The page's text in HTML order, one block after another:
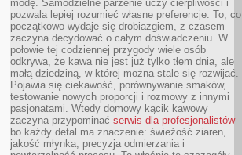
modę. Samodzielne parzenie uczy cierpliwości i
pozwala lepiej rozumieć własne preferencje. To, co
początkowo wydaje się drobiazgiem, z czasem
zaczyna decydować o całym doświadczeniu. W
połowie tej codziennej przygody wiele osób
odkrywa, że kawa nie jest już tylko tłem dnia, ale
małą dziedziną, w której można stale się rozwijać.
Pojawia się ciekawość, porównywanie smaków,
testowanie nowych proporcji i rozmowy z innymi
pasjonatami. Wtedy domowy kącik kawowy
zaczyna przypominać serwis dla profesjonalistów
bo każdy detal ma znaczenie: świeżość ziaren,
jakość młynka, precyzja odmierzania i